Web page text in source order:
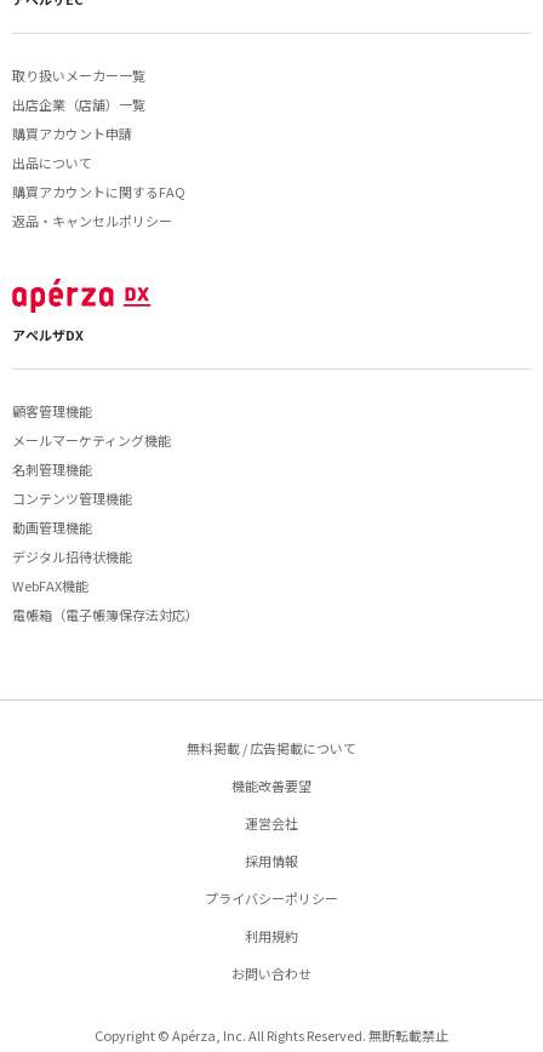
取り扱いメーカー一覧
出店企業（店舗）一覧
購買アカウント申請
出品について
購買アカウントに関するFAQ
返品・キャンセルポリシー
アペルザDX
顧客管理機能
メールマーケティング機能
名刺管理機能
コンテンツ管理機能
動画管理機能
デジタル招待状機能
WebFAX機能
電帳箱（電子帳簿保存法対応）
無料掲載 / 広告掲載について
機能改善要望
運営会社
採用情報
プライバシーポリシー
利用規約
お問い合わせ
Copyright © Apérza, Inc. All Rights Reserved. 無断転載禁止